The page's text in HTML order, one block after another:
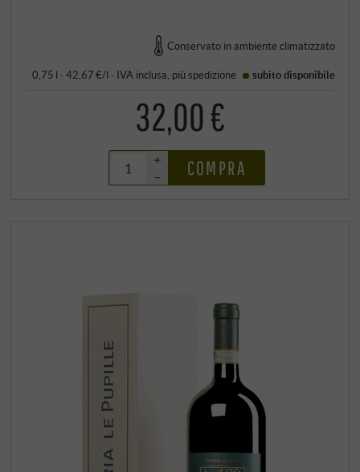
Conservato in ambiente climatizzato
0,75 l · 42,67 €/l · IVA inclusa, piùspedizione subito disponibile
32,00 €
+
–
COMPRA